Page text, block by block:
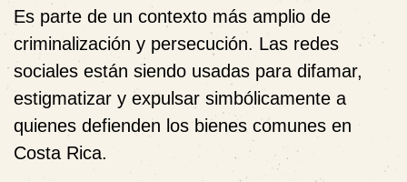
Es parte de un contexto más amplio de
criminalización y persecución. Las redes
sociales están siendo usadas para difamar,
estigmatizar y expulsar simbólicamente a
quienes defienden los bienes comunes en
Costa Rica.